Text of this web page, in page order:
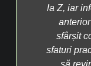
la Z, iar
sfârșit
sfaturi